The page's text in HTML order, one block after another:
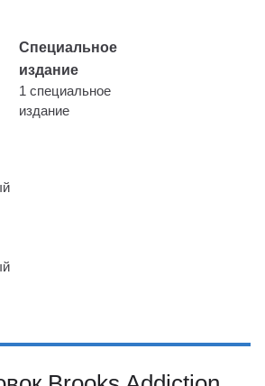
Специальное
издание
1 специальное
издание